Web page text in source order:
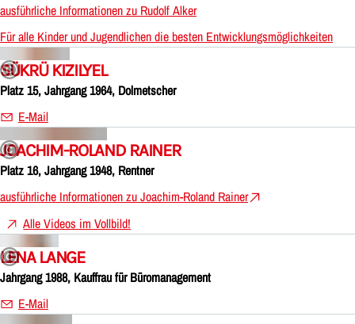
ausführliche Informationen zu Rudolf Alker
Für alle Kinder und Jugendlichen die besten Entwicklungsmöglichkeiten
SÜKRÜ KIZILYEL
Platz 15, Jahrgang 1964, Dolmetscher
E-Mail
JOACHIM-ROLAND RAINER
Platz 16, Jahrgang 1948, Rentner
ausführliche Informationen zu Joachim-Roland Rainer
Alle Videos im Vollbild!
LENA LANGE
Jahrgang 1988, Kauffrau für Büromanagement
E-Mail